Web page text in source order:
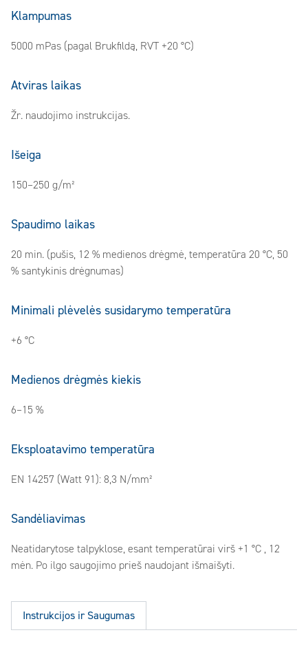
Klampumas
5000 mPas (pagal Brukfildą, RVT +20 °C)
Atviras laikas
Žr. naudojimo instrukcijas.
Išeiga
150–250 g/m²
Spaudimo laikas
20 min. (pušis, 12 % medienos drėgmė, temperatūra 20 °C, 50
% santykinis drėgnumas)
Minimali plėvelės susidarymo temperatūra
+6 °C
Medienos drėgmės kiekis
6–15 %
Eksploatavimo temperatūra
EN 14257 (Watt 91): 8,3 N/mm²
Sandėliavimas
Neatidarytose talpyklose, esant temperatūrai virš +1 °C , 12
mėn. Po ilgo saugojimo prieš naudojant išmaišyti.
Instrukcijos ir Saugumas